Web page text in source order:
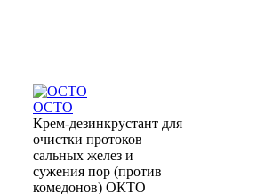
OCTO
Крем-дезинкрустант для
очистки протоков
сальных желез и
сужения пор (против
комедонов) ОКТО